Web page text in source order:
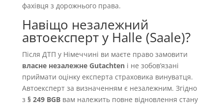
фахівця з дорожнього права.
Навіщо незалежний
автоексперт у Halle (Saale)?
Після ДТП у Німеччині ви маєте право замовити
власне незалежне Gutachtenі не зобовʼязані
приймати оцінку експерта страховика винуватця.
Автоексперт за визначенням є незалежним. Згідно
з § 249 BGBвам належить повне відновлення стану